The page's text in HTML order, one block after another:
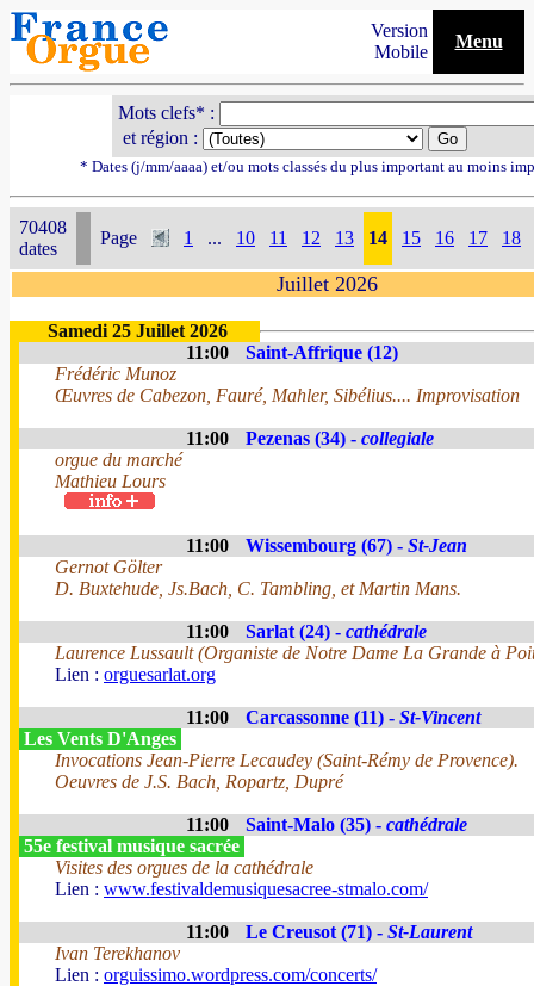
Version
Mobile
Menu
Mots clefs* :
et région :
* Dates (j/mm/aaaa) et/ou mots classés du plus important au moins
70408
dates
Page 1 ... 10 11 12 13 14 15 16 17 18
Juillet 2026
Samedi 25 Juillet 2026
11:00
Saint-Affrique (12)
Frédéric Munoz
Œuvres de Cabezon, Fauré, Mahler, Sibélius.... Improvisation
11:00 Pezenas (34) - collegiale
orgue du marché
Mathieu Lours
11:00 Wissembourg (67) - St-Jean
Gernot Gölter
D. Buxtehude, Js.Bach, C. Tambling, et Martin Mans.
11:00 Sarlat (24) - cathédrale
Laurence Lussault (Organiste de Notre Dame La Grande à
Lien : orguesarlat.org
11:00 Carcassonne (11) - St-Vincent
Les Vents D'Anges
Invocations Jean-Pierre Lecaudey (Saint-Rémy de Provence).
Oeuvres de J.S. Bach, Ropartz, Dupré
11:00 Saint-Malo (35) - cathédrale
55e festival musique sacrée
Visites des orgues de la cathédrale
Lien : www.festivaldemusiquesacree-stmalo.com/
11:00 Le Creusot (71) - St-Laurent
Ivan Terekhanov
Lien : orguissimo.wordpress.com/concerts/